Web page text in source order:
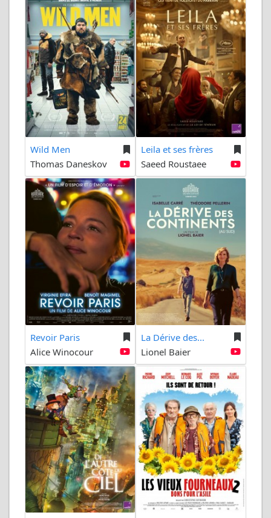
Wild Men
Thomas Daneskov
Leila et ses frères
Saeed Roustaee
Revoir Paris
Alice Winocour
La Dérive des...
Lionel Baier